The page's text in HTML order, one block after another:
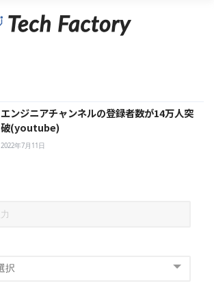
エンジニアチャンネルの登録者数が14万人突
破(youtube)
2022年7月11日